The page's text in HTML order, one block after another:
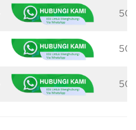
50
50
50